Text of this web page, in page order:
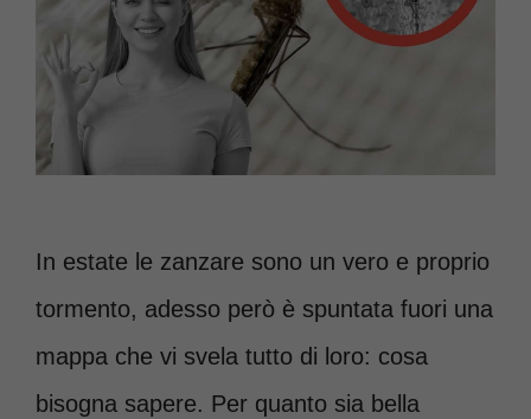
In estate le zanzare sono un vero e proprio
tormento, adesso però è spuntata fuori una
mappa che vi svela tutto di loro: cosa
bisogna sapere. Per quanto sia bella